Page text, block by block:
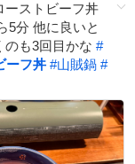
ーストビーフ丼
5分 他に良いと
のも3回目かな #
ーフ丼 #山賊鍋 #